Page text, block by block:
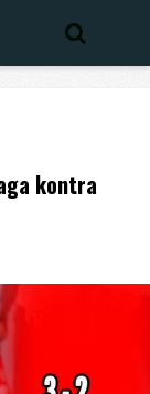
kontra